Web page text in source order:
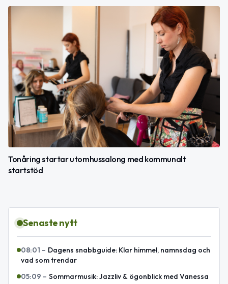
Tonåring startar utomhussalong med kommunalt
startstöd
Senaste nytt
08:01 – Dagens snabbguide: Klar himmel, namnsdag och
vad som trendar
05:09 – Sommarmusik: Jazzliv & ögonblick med Vanessa